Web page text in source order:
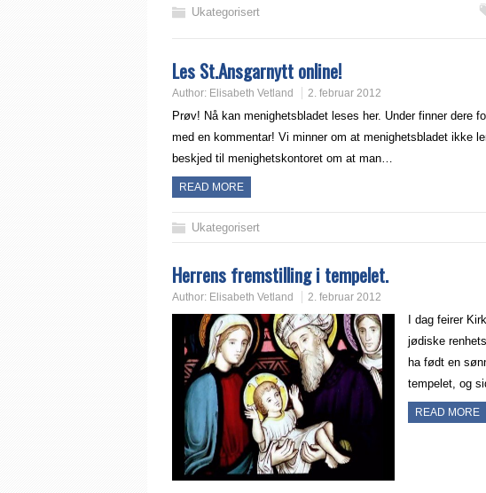
Ukategorisert
Les St.Ansgarnytt online!
Author: Elisabeth Vetland 2. februar 2012
Prøv! Nå kan menighetsbladet leses her. Under finner dere
med en kommentar! Vi minner om at menighetsbladet ikke
beskjed til menighetskontoret om at man…
READ MORE
Ukategorisert
Herrens fremstilling i tempelet.
Author: Elisabeth Vetland 2. februar 2012
I dag feirer
jødiske
ha født en
tempelet, og
READ MORE